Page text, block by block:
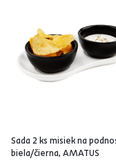
Sada 2 ks misiek na
biela/čierna, AMATUS